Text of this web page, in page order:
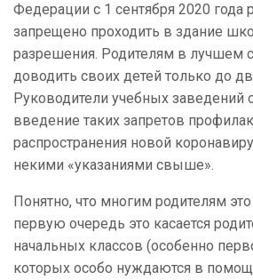
Федерации с 1 сентября 2020 года
запрещено проходить в здание
разрешения. Родителям в лучшем
доводить своих детей только до
Руководители учебных
введение таких запретов
распространения новой
некими «указаниями свыше».
Понятно, что многим родителям
первую очередь это касается
начальных классов (особенно
которых особо нуждаются в